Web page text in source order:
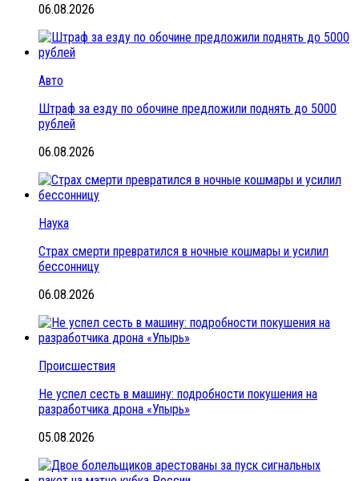
06.08.2026
Авто
Штраф за езду по обочине предложили поднять до 5000
рублей
06.08.2026
Наука
Страх смерти превратился в ночные кошмары и усилил
бессонницу
06.08.2026
Происшествия
Не успел сесть в машину: подробности покушения на
разработчика дрона «Упырь»
05.08.2026